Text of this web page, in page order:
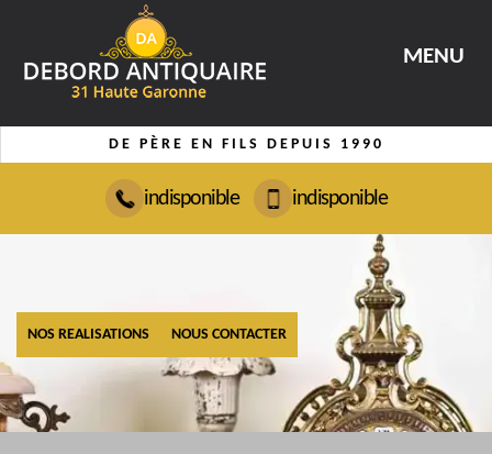
MENU
DE PÈRE EN FILS DEPUIS 1990
indisponible indisponible
NOS REALISATIONS NOUS CONTACTER